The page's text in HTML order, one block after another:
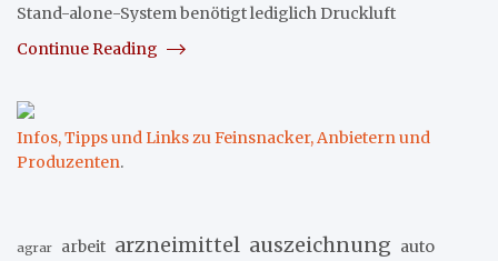
Stand-alone-System benötigt lediglich Druckluft
Continue Reading
Infos, Tipps und Links zu Feinsnacker, Anbietern und
Produzenten.
agrar arbeit arzneimittel auszeichnung auto